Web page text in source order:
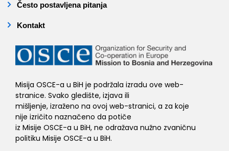
Često postavljena pitanja
Kontakt
Misija OSCE-a u BiH je podržala izradu ove web-
stranice. Svako gledište, izjava ili
mišljenje, izraženo na ovoj web-stranici, a za koje
nije izričito naznačeno da potiče
iz Misije OSCE-a u BiH, ne odražava nužno zvaničnu
politiku Misije OSCE-a u BiH.